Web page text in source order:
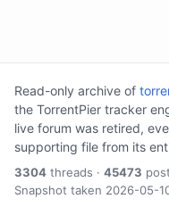
Read-only archive of
the TorrentPier tracker
live forum was retired,
supporting file from its
3304 threads · 45473
Snapshot taken 2026-05-